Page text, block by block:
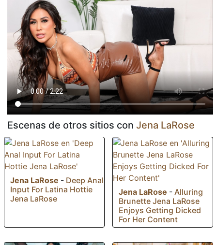
Escenas de otros sitios con Jena LaRose
Jena LaRose - Deep Anal
Input For Latina Hottie
Jena LaRose
Jena LaRose - Alluring
Brunette Jena LaRose
Enjoys Getting Dicked
For Her Content